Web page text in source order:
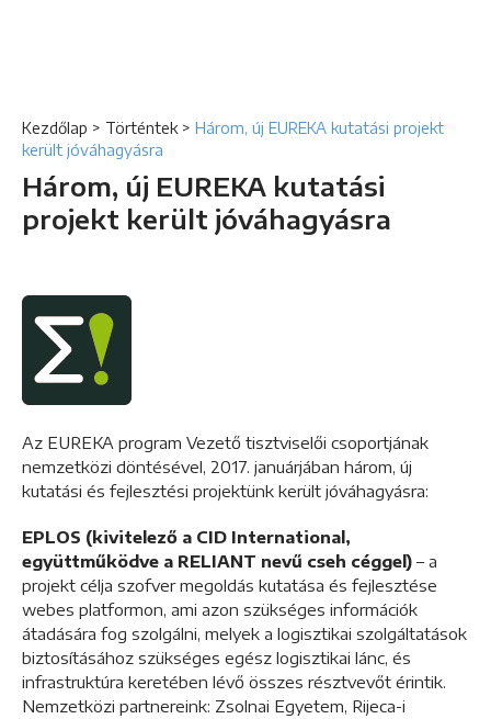
Kezdőlap > Történtek > Három, új EUREKA kutatási projekt
került jóváhagyásra
Három, új EUREKA kutatási
projekt került jóváhagyásra
Az EUREKA program Vezető tisztviselői csoportjának
nemzetközi döntésével, 2017. januárjában három, új
kutatási és fejlesztési projektünk került jóváhagyásra:
EPLOS (kivitelező a CID International,
együttműködve a RELIANT nevű cseh céggel) – a
projekt célja szofver megoldás kutatása és fejlesztése
webes platformon, ami azon szükséges információk
átadására fog szolgálni, melyek a logisztikai szolgáltatások
biztosításához szükséges egész logisztikai lánc, és
infrastruktúra keretében lévő összes résztvevőt érintik.
Nemzetközi partnereink: Zsolnai Egyetem, Rijeca-i